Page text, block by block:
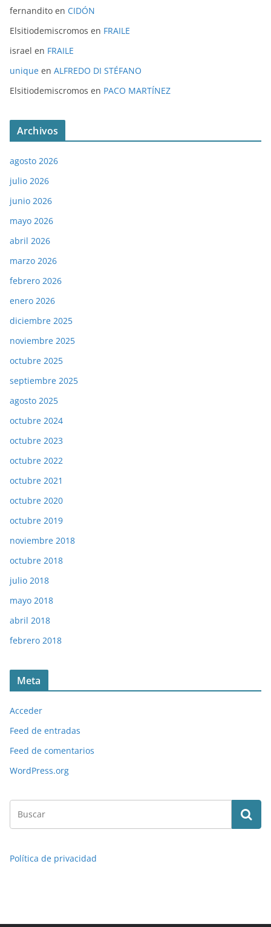
fernandito en CIDÓN
Elsitiodemiscromos en FRAILE
israel en FRAILE
unique en ALFREDO DI STÉFANO
Elsitiodemiscromos en PACO MARTÍNEZ
Archivos
agosto 2026
julio 2026
junio 2026
mayo 2026
abril 2026
marzo 2026
febrero 2026
enero 2026
diciembre 2025
noviembre 2025
octubre 2025
septiembre 2025
agosto 2025
octubre 2024
octubre 2023
octubre 2022
octubre 2021
octubre 2020
octubre 2019
noviembre 2018
octubre 2018
julio 2018
mayo 2018
abril 2018
febrero 2018
Meta
Acceder
Feed de entradas
Feed de comentarios
WordPress.org
Política de privacidad